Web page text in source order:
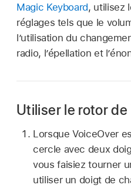
Magic Keyboard, utilisez
réglages tels que le
l’utilisation du
radio, l’épellation et
Utiliser le rotor
Lorsque VoiceOver
cercle avec deux
vous faisiez tourner
utiliser un doigt de